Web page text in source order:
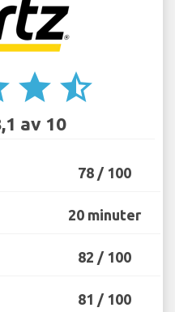
star star_half
av 10
78 / 100
20 minuter
82 / 100
81 / 100